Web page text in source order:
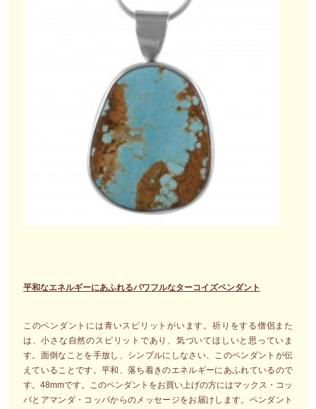
平和なエネルギーにあふれるパワフルなターコイズペンダント
このペンダントには青いスピリットがいます。祈りをする僧侶また
は、小さな自然のスピリットであり、気づいてほしいと思っていま
す。面倒なことを手放し、シンプルにしなさい、このペンダントが伝
えていることです。平和、落ち着きのエネルギーにあふれているので
す。48mmです。このペンダントをお買い上げの方にはマックス・コッ
パとアマンダ・コッパからのメッセージをお届けします。ペンダント